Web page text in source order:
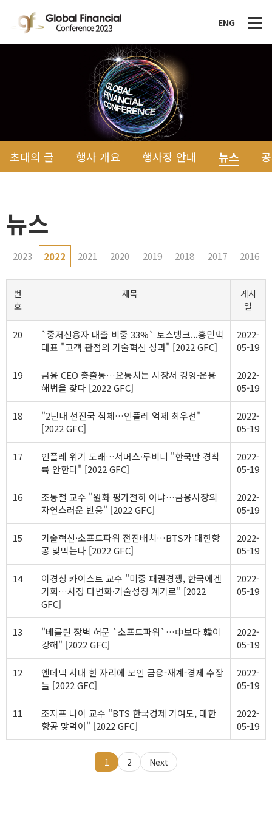
ENG
초대의 글 행사 개요 행사장 안내 뉴스
뉴스
2023 2022 2021 2020 2019 2018 2017 2016
번
호
제목
게시
일
20
`중저신용자 대출 비중 33%` 토스뱅크...홍민택
대표 "고객 관점의 기술혁신 성과" [2022 GFC]
2022-
05-19
19
금융 CEO 총출동…요동치는 시장서 경영·운용
해법을 찾다 [2022 GFC]
2022-
05-19
18
"2년내 선진국 침체…인플레 억제 최우선"
[2022 GFC]
2022-
05-19
17
인플레 위기 도래…서머스·루비니 "한국만 경착
륙 안한다" [2022 GFC]
2022-
05-19
16
조동철 교수 "원화 평가절하 아냐…금융시장의
자연스러운 반응" [2022 GFC]
2022-
05-19
15
기술혁신·소프트파워 전진배치…BTS가 대한항
공 맞먹는다 [2022 GFC]
2022-
05-19
14
이경상 카이스트 교수 "미중 패권경쟁, 한국에겐
기회…시장 다변화·기술성장 계기로" [2022
GFC]
2022-
05-19
13
"베를린 장벽 허문 `소프트파워`…中보다 韓이
강해" [2022 GFC]
2022-
05-19
12
엔데믹 시대 한 자리에 모인 금융-재계-경제 수장
들 [2022 GFC]
2022-
05-19
11
조지프 나이 교수 "BTS 한국경제 기여도, 대한
항공 맞먹어" [2022 GFC]
2022-
05-19
1 2 Next